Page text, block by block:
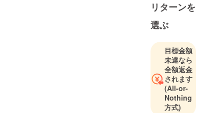
リターンを
選ぶ
目標金額
未達なら
全額返金
されます
(All-or-
Nothing
方式)